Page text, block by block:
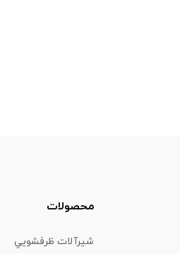
محصولات
شیرآلات ظرفشويي